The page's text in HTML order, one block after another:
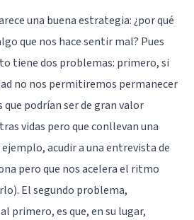
una buena estrategia: ¿por qué
que nos hace sentir mal? Pues
tiene dos problemas: primero, si
no nos permitiremos permanecer
podrían ser de gran valor
vidas pero que conllevan una
acudir a una entrevista de
pero que nos acelera el ritmo
El segundo problema,
primero, es que, en su lugar,